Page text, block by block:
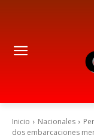
Inicio Nacionales
dos embarcaciones